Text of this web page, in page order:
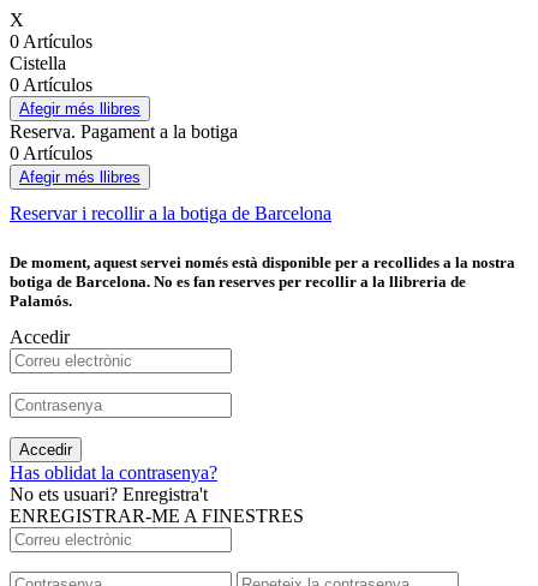
X
0 Artículos
Cistella
0 Artículos
Afegir més llibres
Reserva. Pagament a la botiga
0 Artículos
Afegir més llibres
Reservar i recollir a la botiga de Barcelona
De moment, aquest servei només està disponible per a recollides a la nostra
botiga de Barcelona. No es fan reserves per recollir a la llibreria de
Palamós.
Accedir
Accedir
Has oblidat la contrasenya?
No ets usuari? Enregistra't
ENREGISTRAR-ME A FINESTRES